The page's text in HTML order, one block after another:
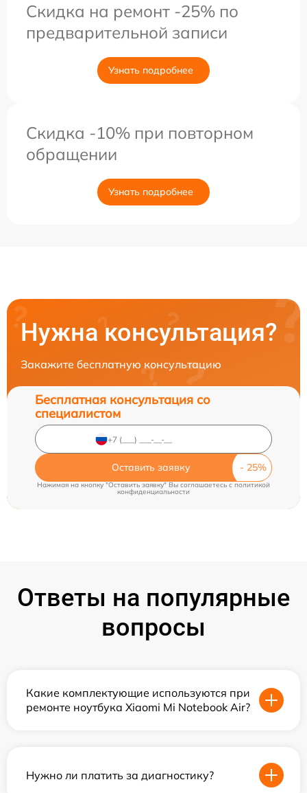
Скидка на ремонт -25% по
предварительной записи
Узнать подробнее
Скидка -10% при повторном
обращении
Узнать подробнее
Нужна консультация?
Закажите бесплатную консультацию
Бесплатная консультация со
специалистом
Оставить заявку
Нажимая на кнопку "Оставить заявку" Вы соглашаетесь cполитикой
конфиденциальности
Ответы на популярные
вопросы
Какие комплектующие используются при
ремонте ноутбука Xiaomi Mi Notebook Air?
Нужно ли платить за диагностику?